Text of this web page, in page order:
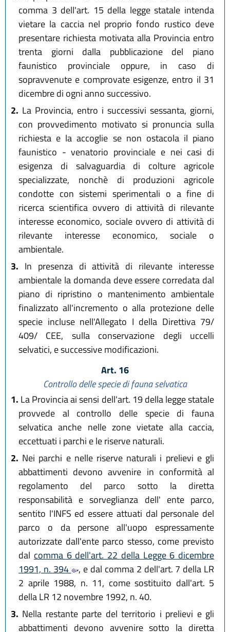
comma 3 dell'art. 15 della legge statale intenda
vietare la caccia nel proprio fondo rustico deve
presentare richiesta motivata alla Provincia entro
trenta giorni dalla pubblicazione del piano
faunistico provinciale oppure, in caso di
sopravvenute e comprovate esigenze, entro il 31
dicembre di ogni anno successivo.
2. La Provincia, entro i successivi sessanta, giorni,
con provvedimento motivato si pronuncia sulla
richiesta e la accoglie se non ostacola il piano
faunistico - venatorio provinciale e nei casi di
esigenza di salvaguardia di colture agricole
specializzate, nonchè di produzioni agricole
condotte con sistemi sperimentali o a fine di
ricerca scientifica ovvero di attività di rilevante
interesse economico, sociale ovvero di attività di
rilevante interesse economico, sociale o
ambientale.
3. In presenza di attività di rilevante interesse
ambientale la domanda deve essere corredata dal
piano di ripristino o mantenimento ambientale
finalizzato all'incremento o alla protezione delle
specie incluse nell'Allegato I della Direttiva 79/
409/ CEE, sulla conservazione degli uccelli
selvatici, e successive modificazioni.
Art. 16
Controllo delle specie di fauna selvatica
1. La Provincia ai sensi dell'art. 19 della legge statale
provvede al controllo delle specie di fauna
selvatica anche nelle zone vietate alla caccia,
eccettuati i parchi e le riserve naturali.
2. Nei parchi e nelle riserve naturali i prelievi e gli
abbattimenti devono avvenire in conformità al
regolamento del parco sotto la diretta
responsabilità e sorveglianza dell' ente parco,
sentito l'INFS ed essere attuati dal personale del
parco o da persone all'uopo espressamente
autorizzate dall'ente parco stesso, come previsto
dal comma 6 dell'art. 22 della Legge 6 dicembre
1991, n. 394
, e dal comma 2 dell'art. 7 della LR
2 aprile 1988, n. 11, come sostituito dall'art. 5
della LR 12 novembre 1992, n. 40.
3. Nella restante parte del territorio i prelievi e gli
abbattimenti devono avvenire sotto la diretta